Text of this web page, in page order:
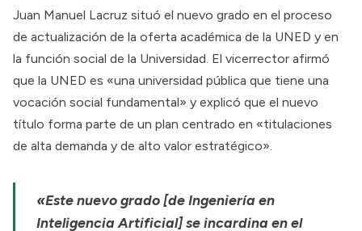
Juan Manuel Lacruz situó el nuevo grado en el proceso
de actualización de la oferta académica de la UNED y en
la función social de la Universidad. El vicerrector afirmó
que la UNED es «una universidad pública que tiene una
vocación social fundamental» y explicó que el nuevo
título forma parte de un plan centrado en «titulaciones
de alta demanda y de alto valor estratégico».
«Este nuevo grado [de Ingeniería en
Inteligencia Artificial] se incardina en el